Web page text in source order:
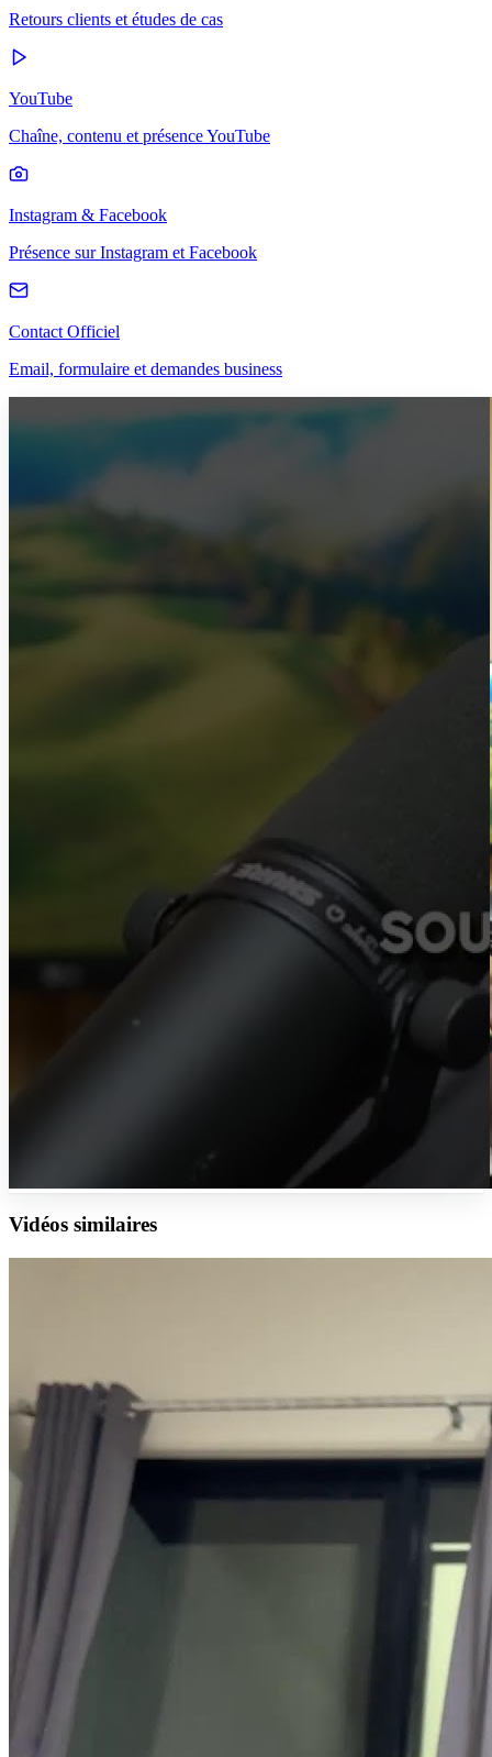
Retours clients et études de cas
YouTube
Chaîne, contenu et présence YouTube
Instagram & Facebook
Présence sur Instagram et Facebook
Contact Officiel
Email, formulaire et demandes business
Vidéos similaires